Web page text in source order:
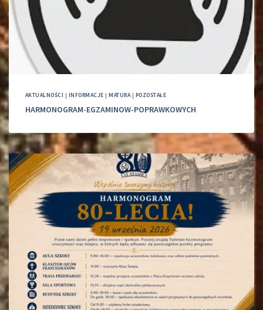
AKTUALNOŚCI | INFORMACJE |MATURA| POZOSTAŁE
HARMONOGRAM-EGZAMINOW-POPRAWKOWYCH